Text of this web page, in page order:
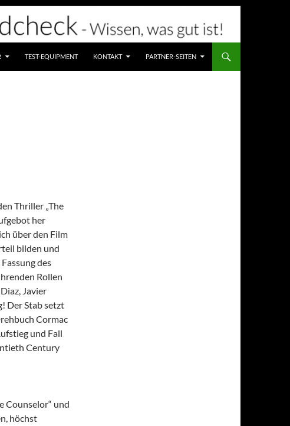
TEST-EQUIPMENT KONTAKT PARTNER-SEITEN
Thriller „The
her
über den Film
bilden und
des
Rollen
Javier
Der Stab setzt
Cormac
und Fall
Century
Counselor“ und
höchst